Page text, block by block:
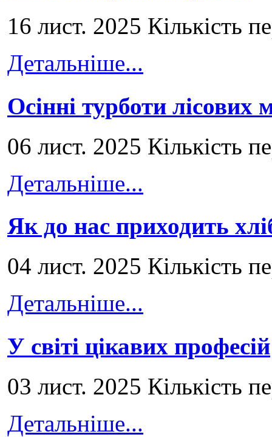
16 лист. 2025 Кількість
Детальніше...
Осінні турботи лісових
06 лист. 2025 Кількість
Детальніше...
Як до нас приходить
04 лист. 2025 Кількість
Детальніше...
У світі цікавих професій
03 лист. 2025 Кількість
Детальніше...